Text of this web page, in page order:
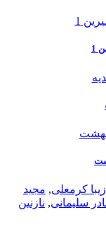
1
زیبا کرمعلی, مجید
سلیمانی, نازنین